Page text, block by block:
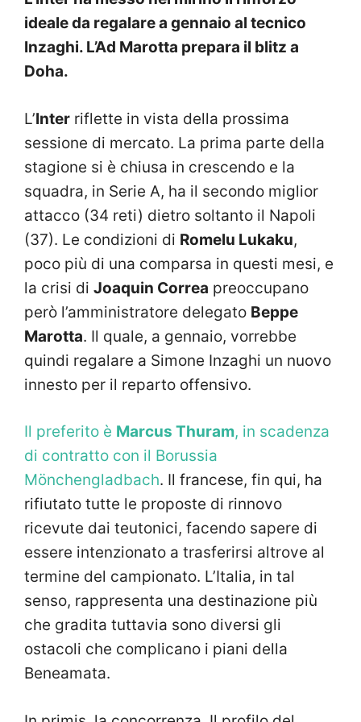
ideale da regalare a gennaio al tecnico
Inzaghi. L’Ad Marotta prepara il blitz a
Doha.
L’Inter riflette in vista della prossima
sessione di mercato. La prima parte della
stagione si è chiusa in crescendo e la
squadra, in Serie A, ha il secondo miglior
attacco (34 reti) dietro soltanto il Napoli
(37). Le condizioni di Romelu Lukaku,
poco più di una comparsa in questi mesi, e
la crisi di Joaquin Correa preoccupano
però l’amministratore delegato Beppe
Marotta. Il quale, a gennaio, vorrebbe
quindi regalare a Simone Inzaghi un nuovo
innesto per il reparto offensivo.
Il preferito è Marcus Thuram, in scadenza
di contratto con il Borussia
Mönchengladbach. Il francese, fin qui, ha
rifiutato tutte le proposte di rinnovo
ricevute dai teutonici, facendo sapere di
essere intenzionato a trasferirsi altrove al
termine del campionato. L’Italia, in tal
senso, rappresenta una destinazione più
che gradita tuttavia sono diversi gli
ostacoli che complicano i piani della
Beneamata.